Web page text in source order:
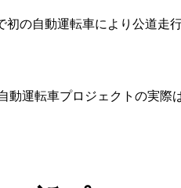
の自動運転車により公道走
動運転車プロジェクトの実際